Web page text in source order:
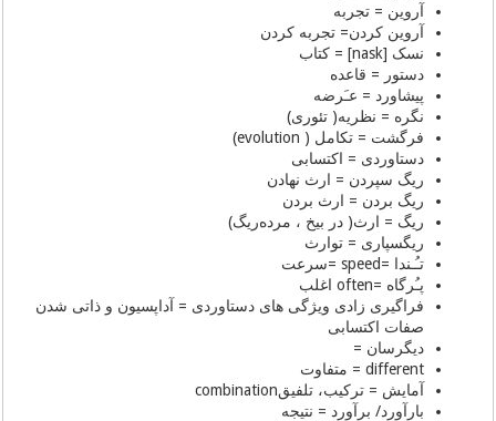
آروین = تجربه
آروین کردن= تجربه کردن
نسک [nask] = کتاب
دستور = قاعده
پیشاورد = عـَرضه
نگره = نظریه( تئوری)
فرگشت = تکامل ( evolution)
دستاوردی = اکتسابی
ریگ سپردن = ارث نهادن
ریگ بردن = ارث بردن
ریگ = ارث( در بیخ ، مرده‌ریگ)
ریگسپاری = توارث
تـُـندا =speed =سرعت
پـُرگاه =often اغلب
فراگیری زادی ویژگی های دستاوردی = آداپسیون و ذاتی شدن
صفات اکتسابی
دیگرسان =
different = متفاوت
آمایش = ترکیب، تلفیقcombination
بارآورد/ برآورد = نتیجه